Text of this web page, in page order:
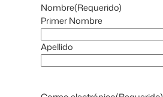
Nombre(Requerido)
Primer Nombre
Apellido